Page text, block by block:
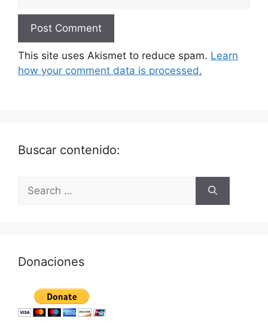
This site uses Akismet to reduce spam. Learn
how your comment data is processed.
Buscar contenido:
Donaciones